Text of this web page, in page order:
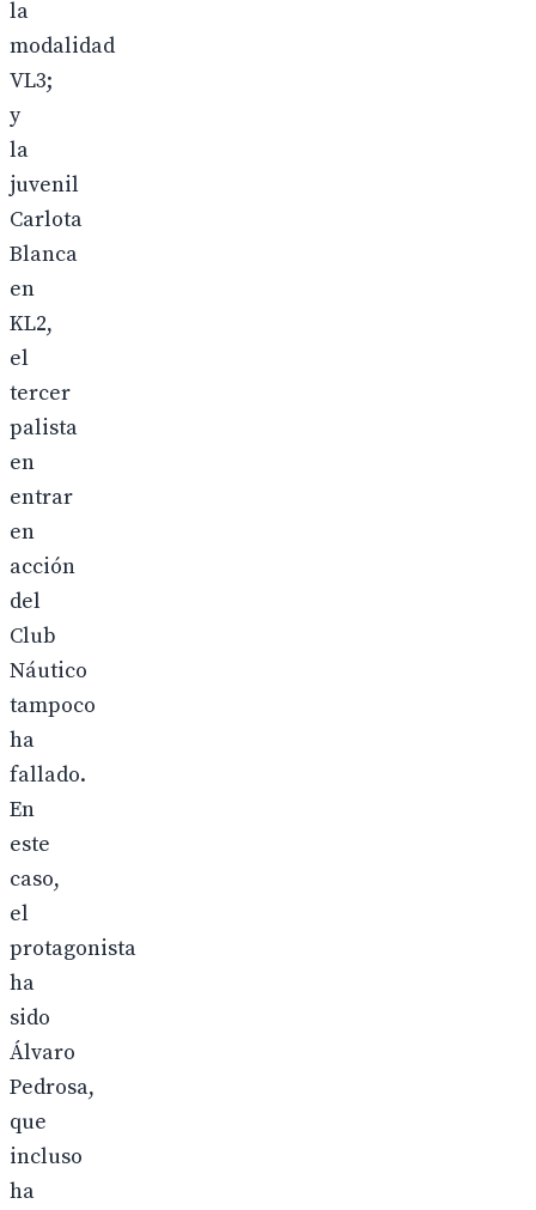
la
modalidad
VL3;
y
la
juvenil
Carlota
Blanca
en
KL2,
el
tercer
palista
en
entrar
en
acción
del
Club
Náutico
tampoco
ha
fallado.
En
este
caso,
el
protagonista
ha
sido
Álvaro
Pedrosa,
que
incluso
ha